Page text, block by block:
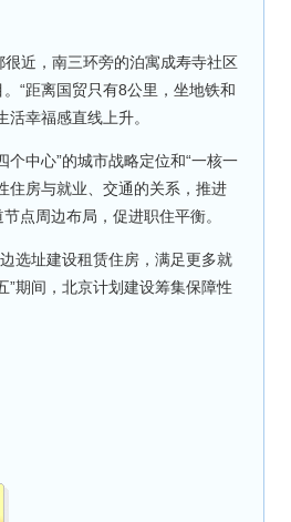
近，南三环旁的泊寓成寿寺社区
“距离国贸只有8公里，坐地铁和
幸福感直线上升。
中心”的城市战略定位和“一核一
住房与就业、交通的关系，推进
点周边布局，促进职住平衡。
选址建设租赁住房，满足更多就
”期间，北京计划建设筹集保障性